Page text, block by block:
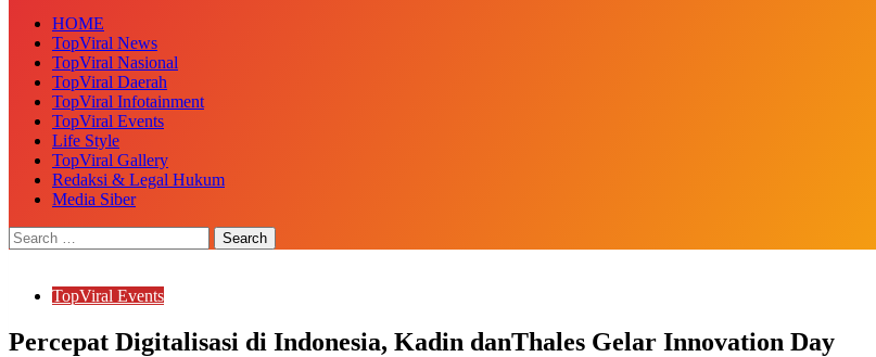
HOME
TopViral News
TopViral Nasional
TopViral Daerah
TopViral Infotainment
TopViral Events
Life Style
TopViral Gallery
Redaksi & Legal Hukum
Media Siber
TopViral Events
Percepat Digitalisasi di Indonesia, Kadin danThales Gelar Innovation Day